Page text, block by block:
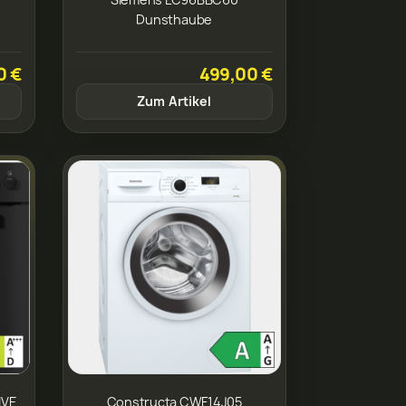
€
Dunsthaube
499,00 €
Zum Artikel
Constructa CWF14J05